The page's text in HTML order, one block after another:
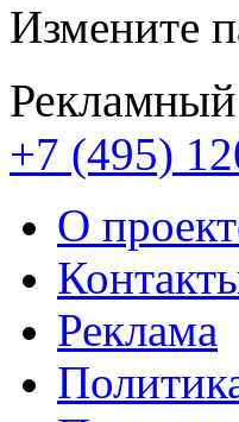
Измените
Рекламный
+7 (495)
О
Реклама